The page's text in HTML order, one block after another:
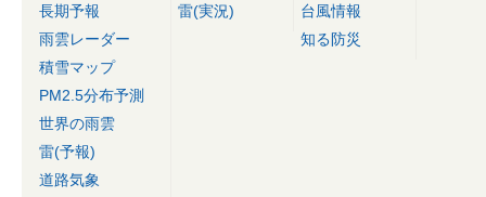
長期予報
雨雲レーダー
積雪マップ
PM2.5分布予測
世界の雨雲
雷(予報)
道路気象
雷(実況)
台風情報
知る防災